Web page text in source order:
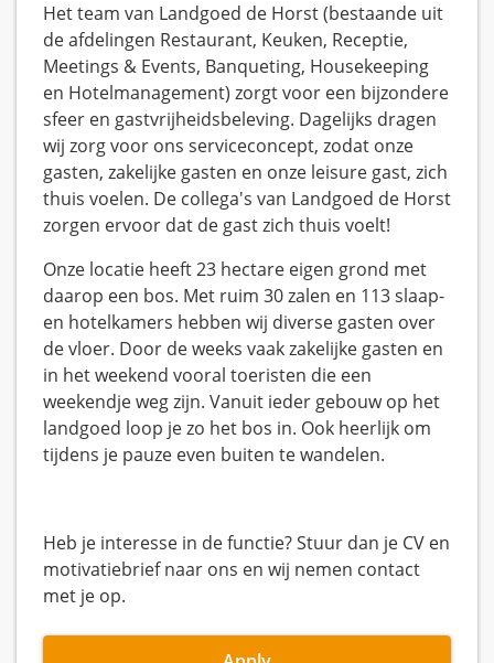
Het team van Landgoed de Horst (bestaande uit
de afdelingen Restaurant, Keuken, Receptie,
Meetings & Events, Banqueting, Housekeeping
en Hotelmanagement) zorgt voor een bijzondere
sfeer en gastvrijheidsbeleving. Dagelijks dragen
wij zorg voor ons serviceconcept, zodat onze
gasten, zakelijke gasten en onze leisure gast, zich
thuis voelen. De collega's van Landgoed de Horst
zorgen ervoor dat de gast zich thuis voelt!
Onze locatie heeft 23 hectare eigen grond met
daarop een bos. Met ruim 30 zalen en 113 slaap-
en hotelkamers hebben wij diverse gasten over
de vloer. Door de weeks vaak zakelijke gasten en
in het weekend vooral toeristen die een
weekendje weg zijn. Vanuit ieder gebouw op het
landgoed loop je zo het bos in. Ook heerlijk om
tijdens je pauze even buiten te wandelen.
Heb je interesse in de functie? Stuur dan je CV en
motivatiebrief naar ons en wij nemen contact
met je op.